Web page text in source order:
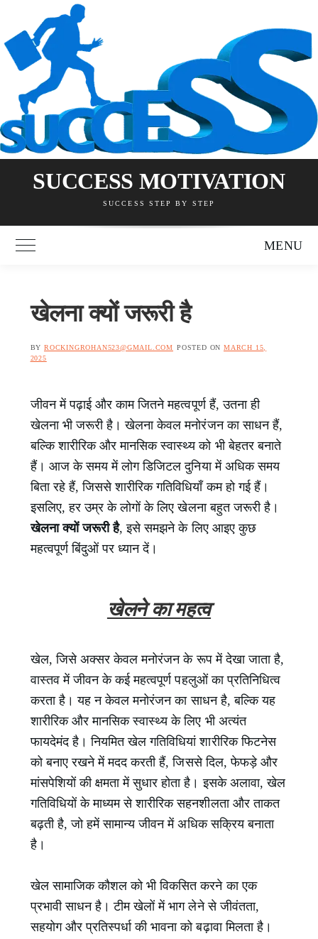
content
SUCCESS MOTIVATION
SUCCESS STEP BY STEP
Toggle Main Menu MENU
खेलना क्यों जरूरी है
BY ROCKINGROHAN523@GMAIL.COM POSTED ON MARCH 15,
2025
जीवन में पढ़ाई और काम जितने महत्वपूर्ण हैं, उतना ही
खेलना भी जरूरी है। खेलना केवल मनोरंजन का साधन हैं,
बल्कि शारीरिक और मानसिक स्वास्थ्य को भी बेहतर बनाते
हैं। आज के समय में लोग डिजिटल दुनिया में अधिक समय
बिता रहे हैं, जिससे शारीरिक गतिविधियाँ कम हो गई हैं।
इसलिए, हर उम्र के लोगों के लिए खेलना बहुत जरूरी है।
खेलना क्यों जरूरी है, इसे समझने के लिए आइए कुछ
महत्वपूर्ण बिंदुओं पर ध्यान दें।
खेलने का महत्व
खेल, जिसे अक्सर केवल मनोरंजन के रूप में देखा जाता है,
वास्तव में जीवन के कई महत्वपूर्ण पहलुओं का प्रतिनिधित्व
करता है। यह न केवल मनोरंजन का साधन है, बल्कि यह
शारीरिक और मानसिक स्वास्थ्य के लिए भी अत्यंत
फायदेमंद है। नियमित खेल गतिविधियां शारीरिक फिटनेस
को बनाए रखने में मदद करती हैं, जिससे दिल, फेफड़े और
मांसपेशियों की क्षमता में सुधार होता है। इसके अलावा, खेल
गतिविधियों के माध्यम से शारीरिक सहनशीलता और ताकत
बढ़ती है, जो हमें सामान्य जीवन में अधिक सक्रिय बनाता
है।
खेल सामाजिक कौशल को भी विकसित करने का एक
प्रभावी साधन है। टीम खेलों में भाग लेने से जीवंतता,
सहयोग और प्रतिस्पर्धा की भावना को बढ़ावा मिलता है।